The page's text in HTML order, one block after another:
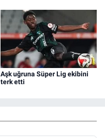
Aşk uğruna Süper Lig ekibini
terk etti